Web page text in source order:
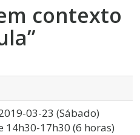
contexto
03-23 (Sábado)
14h30-17h30 (6 horas)